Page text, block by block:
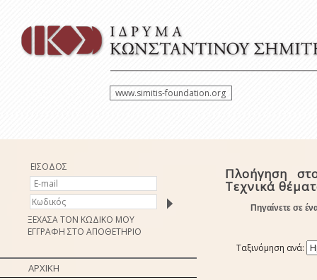
www.simitis-foundation.org
ΕΙΣΟΔΟΣ
ΞΕΧΑΣΑ ΤΟΝ ΚΩΔΙΚΟ ΜΟΥ
ΕΓΓΡΑΦΗ ΣΤΟ ΑΠΟΘΕΤΗΡΙΟ
ΑΡΧΙΚΗ
Πλοήγηση
Τεχνικά
Πηγαίνετε σε
Ταξινόμηση ανά: